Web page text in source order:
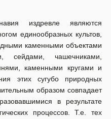
издревле являются
единообразных культов,
каменными объектами
сейдами, чашечниками,
каменными кругами и
этих сугубо природных
образом совпадает
в результате
процессов. Т.е. тех